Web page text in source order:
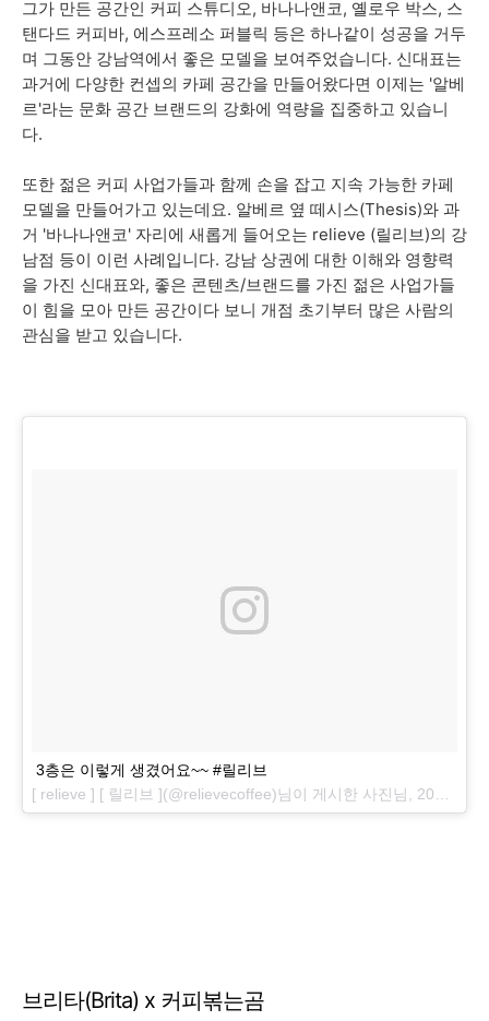
그가 만든 공간인 커피 스튜디오, 바나나앤코, 옐로우 박스, 스
탠다드 커피바, 에스프레소 퍼블릭 등은 하나같이 성공을 거두
며 그동안 강남역에서 좋은 모델을 보여주었습니다. 신대표는
과거에 다양한 컨셉의 카페 공간을 만들어왔다면 이제는 '알베
르'라는 문화 공간 브랜드의 강화에 역량을 집중하고 있습니
다.
또한 젊은 커피 사업가들과 함께 손을 잡고 지속 가능한 카페
모델을 만들어가고 있는데요. 알베르 옆 떼시스(Thesis)와 과
거 '바나나앤코' 자리에 새롭게 들어오는 relieve (릴리브)의 강
남점 등이 이런 사례입니다. 강남 상권에 대한 이해와 영향력
을 가진 신대표와, 좋은 콘텐츠/브랜드를 가진 젊은 사업가들
이 힘을 모아 만든 공간이다 보니 개점 초기부터 많은 사람의
관심을 받고 있습니다.
3층은 이렇게 생겼어요~~ #릴리브
[ relieve ] [ 릴리브 ](@relievecoffee)님이 게시한 사진님, 2016 6월 3 오후 9:53 PDT
브리타(Brita) x 커피볶는곰